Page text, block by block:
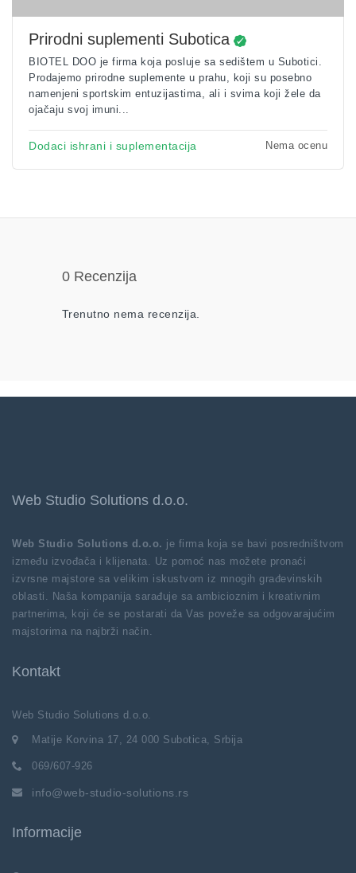
Prirodni suplementi Subotica
BIOTEL DOO je firma koja posluje sa sedištem u Subotici.
Prodajemo prirodne suplemente u prahu, koji su posebno
namenjeni sportskim entuzijastima, ali i svima koji žele da
ojačaju svoj imuni...
Dodaci ishrani i suplementacija Nema ocenu
0 Recenzija
Trenutno nema recenzija.
Web Studio Solutions d.o.o.
Web Studio Solutions d.o.o. je firma koja se bavi posredništvom
između izvođača i klijenata. Uz pomoć nas možete pronaći
izvrsne majstore sa velikim iskustvom iz mnogih građevinskih
oblasti. Naša kompanija sarađuje sa ambicioznim i kreativnim
partnerima, koji će se postarati da Vas poveže sa odgovarajućim
majstorima na najbrži način.
Kontakt
Web Studio Solutions d.o.o.
Matije Korvina 17, 24 000 Subotica, Srbija
069/607-926
info@web-studio-solutions.rs
Informacije